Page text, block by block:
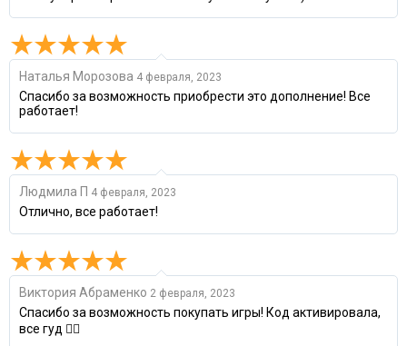
Наталья Морозова 4 февраля, 2023
Спасибо за возможность приобрести это дополнение! Все
работает!
Людмила П 4 февраля, 2023
Отлично, все работает!
Виктория Абраменко 2 февраля, 2023
Спасибо за возможность покупать игры! Код активировала,
все гуд 👍🏼